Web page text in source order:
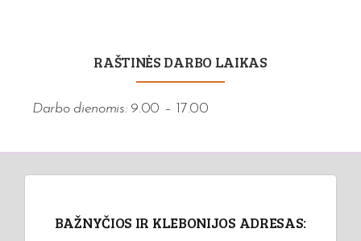
RAŠTINĖS DARBO LAIKAS
Darbo dienomis: 9.00 – 17.00
BAŽNYČIOS IR KLEBONIJOS ADRESAS: